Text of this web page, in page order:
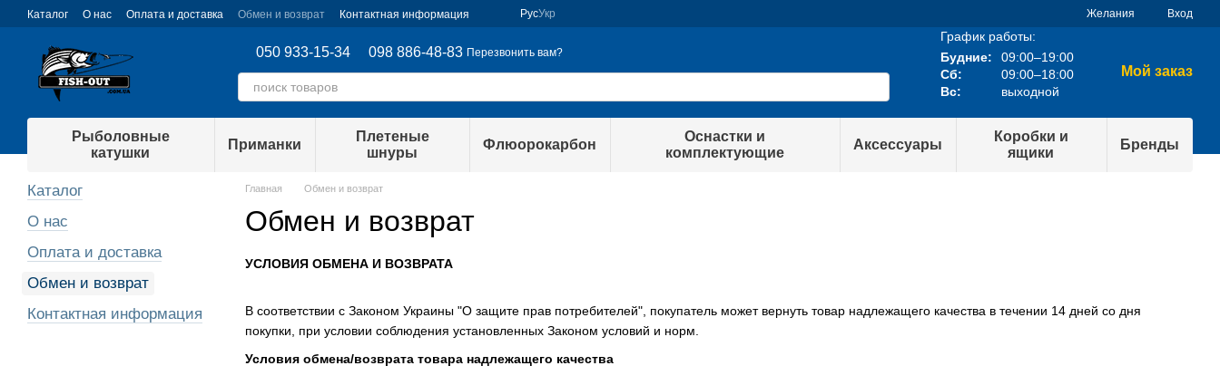
Перейти к основному контенту
Каталог О нас Оплата и доставка Обмен и возврат Контактная информация РусУкр Желания Вход
050 933-15-34 098 886-48-83 Перезвонить вам?
График работы:
Будние:
09:00–19:00
Сб:
09:00–18:00
Вс:
выходной
Мой заказ
Рыболовные
катушки
Приманки
Плетеные
шнуры
Флюорокарбон
Оснастки и
комплектующие
Аксессуары
Коробки и
ящики
Бренды
Главная Обмен и возврат
Обмен и возврат
УСЛОВИЯ ОБМЕНА И ВОЗВРАТА
В соответствии с Законом Украины "О защите прав потребителей", покупатель может вернуть товар надлежащего качества в течении 14 дней со дня
покупки, при условии соблюдения установленных Законом условий и норм.
Условия обмена/возврата товара надлежащего качества
Каталог
О нас
Оплата и доставка
Обмен и возврат
Контактная информация